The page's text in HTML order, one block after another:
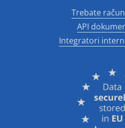
Trebate
API
Integratori